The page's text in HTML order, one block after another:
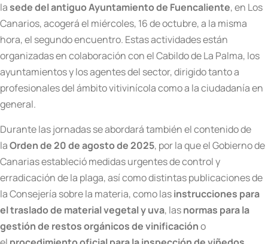
la sede del antiguo Ayuntamiento de Fuencaliente, en Los
Canarios, acogerá el miércoles, 16 de octubre, a la misma
hora, el segundo encuentro. Estas actividades están
organizadas en colaboración con el Cabildo de La Palma, los
ayuntamientos y los agentes del sector, dirigido tanto a
profesionales del ámbito vitivinícola como a la ciudadanía en
general.
Durante las jornadas se abordará también el contenido de
laOrden de 20 de agosto de 2025, por la que el Gobierno de
Canarias estableció medidas urgentes de control y
erradicación de la plaga, así como distintas publicaciones de
la Consejería sobre la materia, como lasinstrucciones para
el traslado de material vegetal y uva, lasnormas para la
gestión de restos orgánicos de vinificacióno